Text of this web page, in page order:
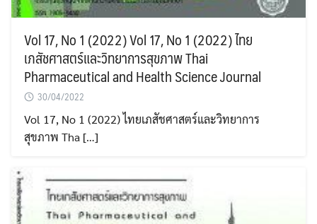
Vol 17, No 1 (2022) Vol 17, No 1 (2022) ไทย
เภสัชศาสตร์และวิทยาการสุขภาพ Thai
Pharmaceutical and Health Science Journal
30/04/2022
Vol 17, No 1 (2022) ไทยเภสัชศาสตร์และวิทยาการ
สุขภาพ Tha […]